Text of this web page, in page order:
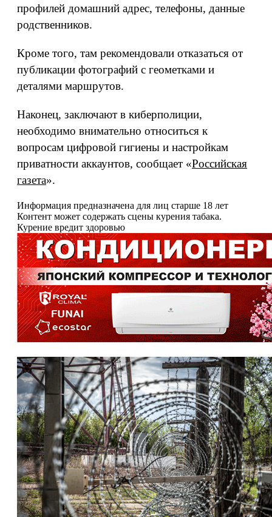
профилей домашний адрес, телефоны, данные
родственников.
Кроме того, там рекомендовали отказаться от
публикации фотографий с геометками и
деталями маршрутов.
Наконец, заключают в киберполиции,
необходимо внимательно относиться к
вопросам цифровой гигиены и настройкам
приватности аккаунтов, сообщает «Российская
газета».
Информация предназначена для лиц старше 18 лет
Контент может содержать сцены курения табака.
Курение вредит здоровью